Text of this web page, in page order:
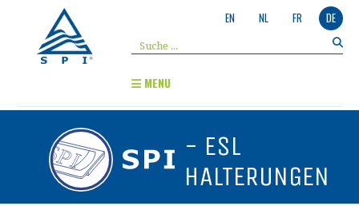
EN NL FR DE
MENU
- ESL
HALTERUNGEN